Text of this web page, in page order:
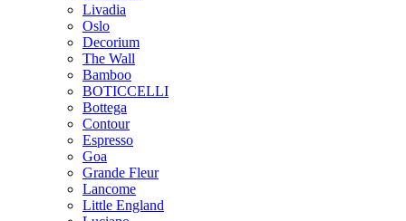
Livadia
Oslo
Decorium
The Wall
Bamboo
BOTICCELLI
Bottega
Contour
Espresso
Goa
Grande Fleur
Lancome
Little England